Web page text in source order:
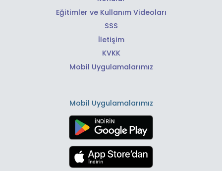
Eğitimler ve Kullanım Videoları
SSS
İletişim
KVKK
Mobil Uygulamalarımız
Mobil Uygulamalarımız